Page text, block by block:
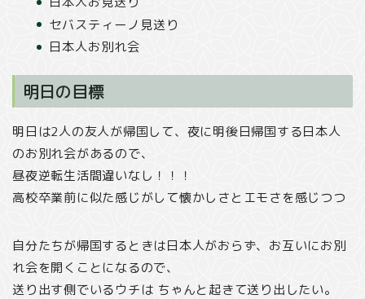
セバスティーノ見送り
日本人お別れ会
明日の目標
明日は2人の友人が帰国して、夜に明後日帰国する日本人
のお別れ会があるので、
昼夜逆転生活間違いなし！！！
高校卒業前に似た感じがして懐かしさとエモさを感じつつ
自分たちが帰国するときは日本人がおらず、お互いにお別
れ会を開くことになるので、
送り出す側でいるウチは ちゃんと起きて送り出したい。